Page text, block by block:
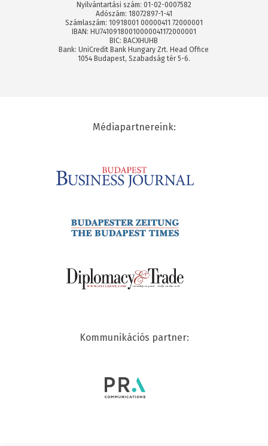
Nyilvántartási szám: 01-02-0007582
Adószám: 18072897-1-41
Számlaszám: 10918001 00000411 72000001
IBAN: HU74109180010000041172000001
BIC: BACXHUHB
Bank: UniCredit Bank Hungary Zrt. Head Office
1054 Budapest, Szabadság tér 5-6.
Médiapartnereink:
Kommunikációs partner: